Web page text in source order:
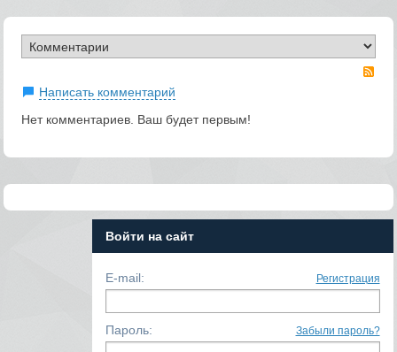
Написать комментарий
Нет комментариев. Ваш будет первым!
Войти на сайт
E-mail: Регистрация
Пароль: Забыли пароль?